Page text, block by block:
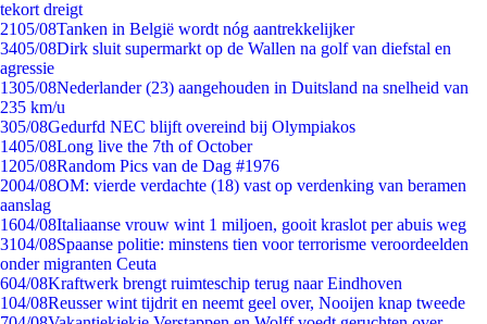
tekort dreigt
2105/08Tanken in België wordt nóg aantrekkelijker
3405/08Dirk sluit supermarkt op de Wallen na golf van diefstal en
agressie
1305/08Nederlander (23) aangehouden in Duitsland na snelheid van
235 km/u
305/08Gedurfd NEC blijft overeind bij Olympiakos
1405/08Long live the 7th of October
1205/08Random Pics van de Dag #1976
2004/08OM: vierde verdachte (18) vast op verdenking van beramen
aanslag
1604/08Italiaanse vrouw wint 1 miljoen, gooit kraslot per abuis weg
3104/08Spaanse politie: minstens tien voor terrorisme veroordeelden
onder migranten Ceuta
604/08Kraftwerk brengt ruimteschip terug naar Eindhoven
104/08Reusser wint tijdrit en neemt geel over, Nooijen knap tweede